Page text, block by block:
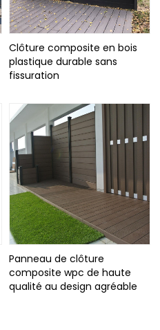
Clôture composite en bois
plastique durable sans
fissuration
Panneau de clôture
composite wpc de haute
qualité au design agréable